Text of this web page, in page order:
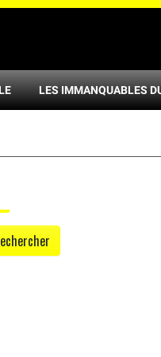
LES IMMANQUABLES